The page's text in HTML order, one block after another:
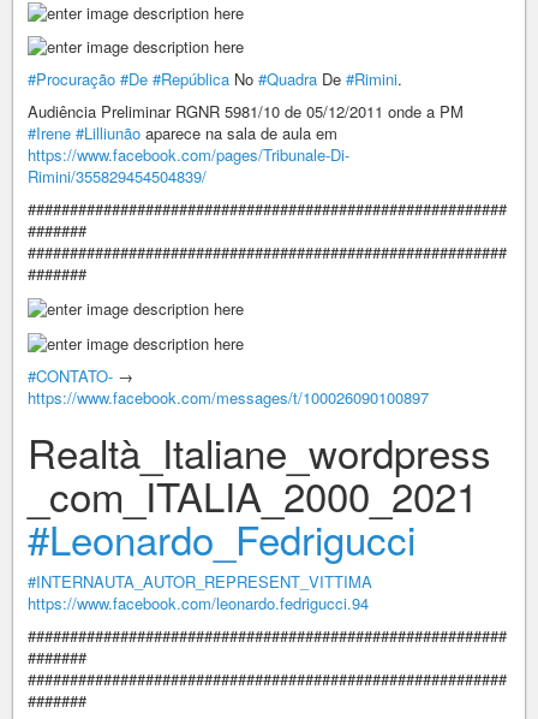
#Procuração #De #República No #Quadra De #Rimini.
Audiência Preliminar RGNR 5981/10 de 05/12/2011 onde a PM
#Irene #Lilliunão aparece na sala de aula em
https://www.facebook.com/pages/Tribunale-Di-
Rimini/355829454504839/
#########################################################
#######
#########################################################
#######
#CONTATO- →
https://www.facebook.com/messages/t/100026090100897
Realtà_Italiane_wordpress
_com_ITALIA_2000_2021
#Leonardo_Fedrigucci
#INTERNAUTA_AUTOR_REPRESENT_VITTIMA
https://www.facebook.com/leonardo.fedrigucci.94
#########################################################
#######
#########################################################
#######